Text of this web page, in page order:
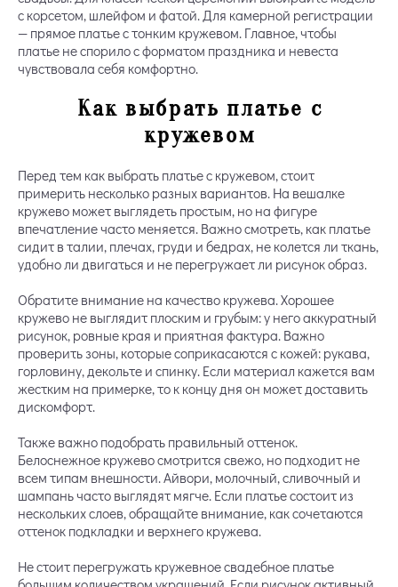
с корсетом, шлейфом и фатой. Для камерной регистрации
— прямое платье с тонким кружевом. Главное, чтобы
платье не спорило с форматом праздника и невеста
чувствовала себя комфортно.
Как выбрать платье с
кружевом
Перед тем как выбрать платье с кружевом, стоит
примерить несколько разных вариантов. На вешалке
кружево может выглядеть простым, но на фигуре
впечатление часто меняется. Важно смотреть, как платье
сидит в талии, плечах, груди и бедрах, не колется ли ткань,
удобно ли двигаться и не перегружает ли рисунок образ.
Обратите внимание на качество кружева. Хорошее
кружево не выглядит плоским и грубым: у него аккуратный
рисунок, ровные края и приятная фактура. Важно
проверить зоны, которые соприкасаются с кожей: рукава,
горловину, декольте и спинку. Если материал кажется вам
жестким на примерке, то к концу дня он может доставить
дискомфорт.
Также важно подобрать правильный оттенок.
Белоснежное кружево смотрится свежо, но подходит не
всем типам внешности. Айвори, молочный, сливочный и
шампань часто выглядят мягче. Если платье состоит из
нескольких слоев, обращайте внимание, как сочетаются
оттенок подкладки и верхнего кружева.
Не стоит перегружать кружевное свадебное платье